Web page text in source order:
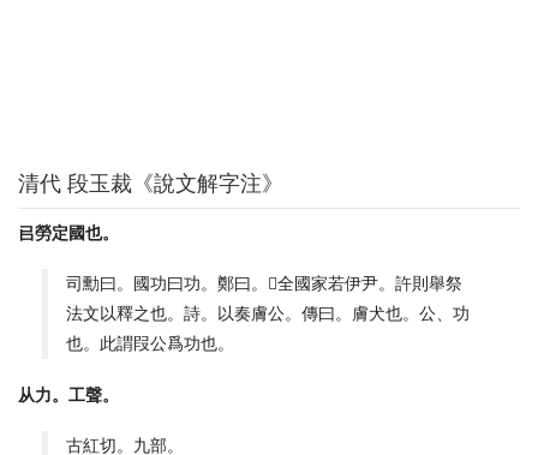
清代 段玉裁《說文解字注》
㠯勞定國也。
司勳曰。國功曰功。鄭曰。𠈃全國家若伊尹。許則舉祭
法文以釋之也。詩。以奏膚公。傳曰。膚犬也。公、功
也。此謂叚公爲功也。
从力。工聲。
古紅切。九部。